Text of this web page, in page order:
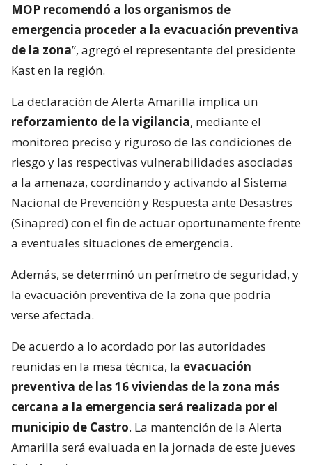
MOP recomendó a los organismos de
emergencia proceder a la evacuación preventiva
de la zona”, agregó el representante del presidente
Kast en la región.
La declaración de Alerta Amarilla implica un
reforzamiento de la vigilancia, mediante el
monitoreo preciso y riguroso de las condiciones de
riesgo y las respectivas vulnerabilidades asociadas
a la amenaza, coordinando y activando al Sistema
Nacional de Prevención y Respuesta ante Desastres
(Sinapred) con el fin de actuar oportunamente frente
a eventuales situaciones de emergencia.
Además, se determinó un perímetro de seguridad, y
la evacuación preventiva de la zona que podría
verse afectada.
De acuerdo a lo acordado por las autoridades
reunidas en la mesa técnica, la evacuación
preventiva de las 16 viviendas de la zona más
cercana a la emergencia será realizada por el
municipio de Castro. La mantención de la Alerta
Amarilla será evaluada en la jornada de este jueves